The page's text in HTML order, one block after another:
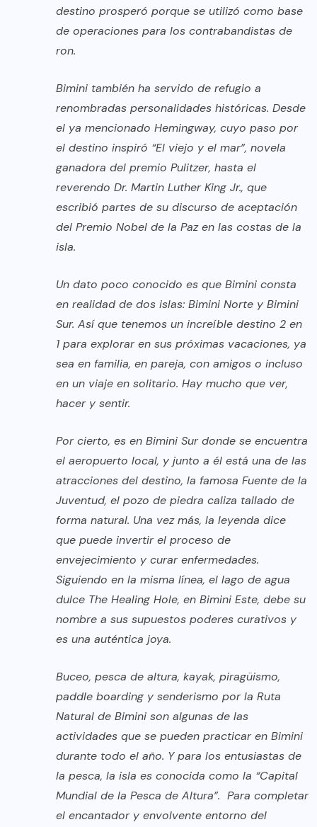
destino prosperó porque se utilizó como base
de operaciones para los contrabandistas de
ron.
Bimini también ha servido de refugio a
renombradas personalidades históricas. Desde
el ya mencionado Hemingway, cuyo paso por
el destino inspiró “El viejo y el mar”, novela
ganadora del premio Pulitzer, hasta el
reverendo Dr. Martin Luther King Jr., que
escribió partes de su discurso de aceptación
del Premio Nobel de la Paz en las costas de la
isla.
Un dato poco conocido es que Bimini consta
en realidad de dos islas: Bimini Norte y Bimini
Sur. Así que tenemos un increíble destino 2 en
1 para explorar en sus próximas vacaciones, ya
sea en familia, en pareja, con amigos o incluso
en un viaje en solitario. Hay mucho que ver,
hacer y sentir.
Por cierto, es en Bimini Sur donde se encuentra
el aeropuerto local, y junto a él está una de las
atracciones del destino, la famosa Fuente de la
Juventud, el pozo de piedra caliza tallado de
forma natural. Una vez más, la leyenda dice
que puede invertir el proceso de
envejecimiento y curar enfermedades.
Siguiendo en la misma línea, el lago de agua
dulce The Healing Hole, en Bimini Este, debe su
nombre a sus supuestos poderes curativos y
es una auténtica joya.
Buceo, pesca de altura, kayak, piragüismo,
paddle boarding y senderismo por la Ruta
Natural de Bimini son algunas de las
actividades que se pueden practicar en Bimini
durante todo el año. Y para los entusiastas de
la pesca, la isla es conocida como la “Capital
Mundial de la Pesca de Altura”. Para completar
el encantador y envolvente entorno del